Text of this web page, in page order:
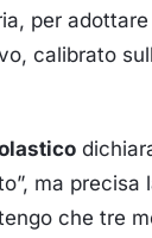
per
calibrato
ma precisa
che tre